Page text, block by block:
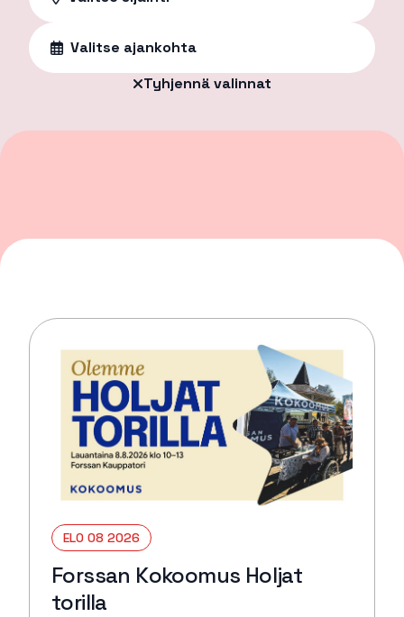
Valitse ajankohta
Tyhjennä valinnat
ELO 08 2026
Forssan Kokoomus Holjat
torilla